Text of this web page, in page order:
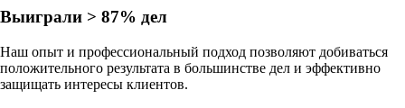
Выиграли > 87% дел
Наш опыт и профессиональный подход позволяют добиваться
положительного результата в большинстве дел и эффективно
защищать интересы клиентов.